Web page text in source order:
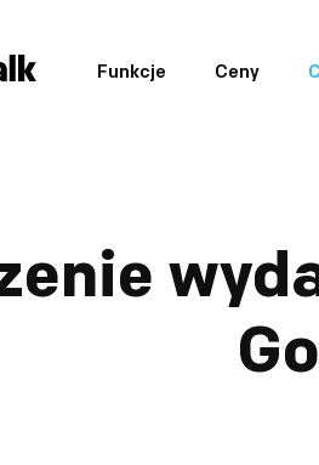
Funkcje Ceny